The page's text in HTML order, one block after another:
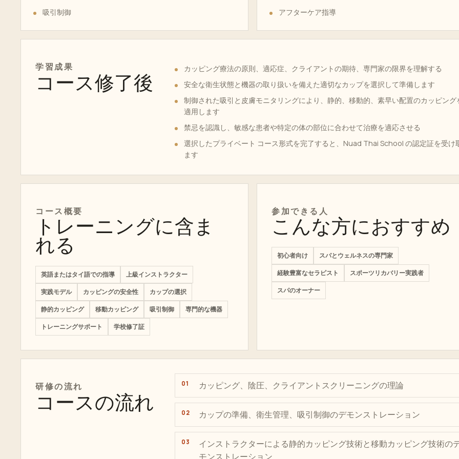
吸引制御
アフターケア指導
学習成果
コース修了後
カッピング療法の原則、適応症、クライアントの期待、専門家の限界を理解する
安全な衛生状態と機器の取り扱いを備えた適切なカップを選択して準備します
制御された吸引と皮膚モニタリングにより、静的、移動的、素早い配置のカッピング
適用します
禁忌を認識し、敏感な患者や特定の体の部位に合わせて治療を適応させる
選択したプライベート コース形式を完了すると、Nuad Thai School の認定証を受け
ます
コース概要
トレーニングに含ま
れる
英語またはタイ語での指導
上級インストラクター
実践モデル
カッピングの安全性
カップの選択
静的カッピング
移動カッピング 吸引制御
専門的な機器
トレーニングサポート
学校修了証
参加できる人
こんな方におすすめ
初心者向け
スパとウェルネスの専門家
経験豊富なセラピスト
スポーツリカバリー実践者
スパのオーナー
研修の流れ
コースの流れ
カッピング、陰圧、クライアントスクリーニングの理論
カップの準備、衛生管理、吸引制御のデモンストレーション
インストラクターによる静的カッピング技術と移動カッピング技術の
モンストレーション